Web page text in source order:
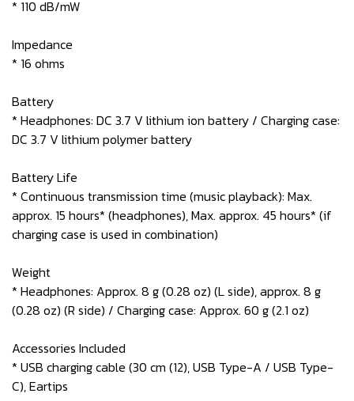
* 110 dB/mW
Impedance
* 16 ohms
Battery
* Headphones: DC 3.7 V lithium ion battery / Charging case:
DC 3.7 V lithium polymer battery
Battery Life
* Continuous transmission time (music playback): Max.
approx. 15 hours* (headphones), Max. approx. 45 hours* (if
charging case is used in combination)
Weight
* Headphones: Approx. 8 g (0.28 oz) (L side), approx. 8 g
(0.28 oz) (R side) / Charging case: Approx. 60 g (2.1 oz)
Accessories Included
* USB charging cable (30 cm (12), USB Type-A / USB Type-
C), Eartips